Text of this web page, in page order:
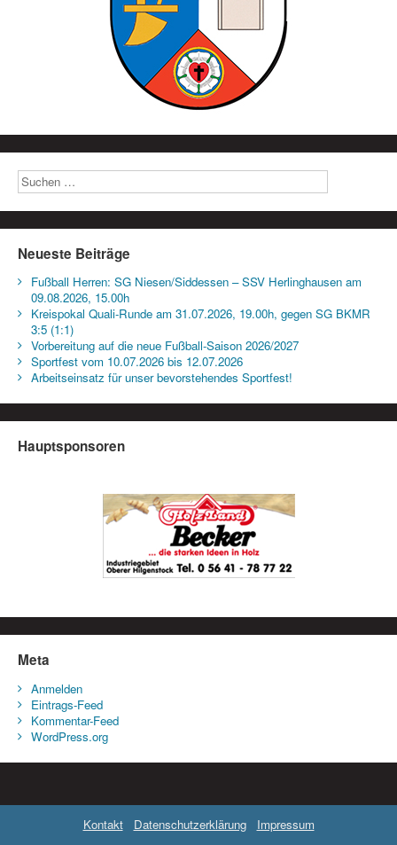
Neueste Beiträge
Fußball Herren: SG Niesen/Siddessen – SSV Herlinghausen am
09.08.2026, 15.00h
Kreispokal Quali-Runde am 31.07.2026, 19.00h, gegen SG BKMR
3:5 (1:1)
Vorbereitung auf die neue Fußball-Saison 2026/2027
Sportfest vom 10.07.2026 bis 12.07.2026
Arbeitseinsatz für unser bevorstehendes Sportfest!
Hauptsponsoren
Meta
Anmelden
Eintrags-Feed
Kommentar-Feed
WordPress.org
Kontakt Datenschutzerklärung
Impressum